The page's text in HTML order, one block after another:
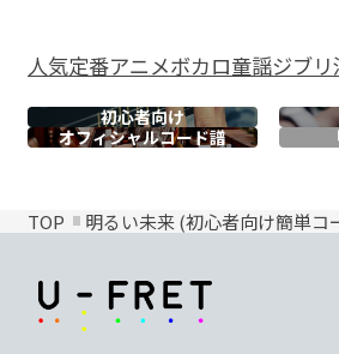
人気定番アニメボカロ童謡ジブリ
初心者向け
オフィシャルコード譜
TOP 明るい未来 (初心者向け簡単コ